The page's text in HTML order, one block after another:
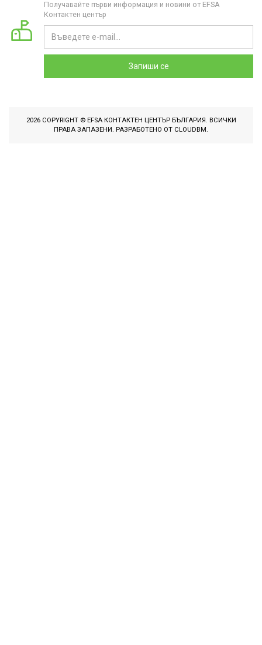
Получавайте първи информация и новини от EFSA
Контактен център
Запиши се
2026 COPYRIGHT © EFSA КОНТАКТЕН ЦЕНТЪР БЪЛГАРИЯ. ВСИЧКИ
ПРАВА ЗАПАЗЕНИ. РАЗРАБОТЕНО ОТ CLOUDBM .